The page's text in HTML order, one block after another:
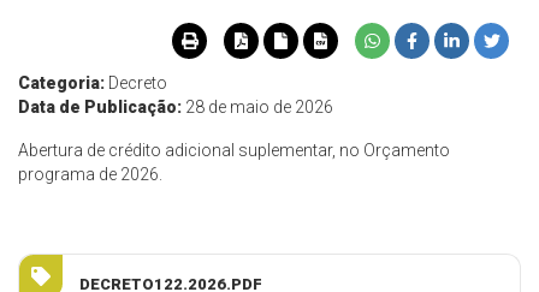
Categoria: Decreto
Data de Publicação: 28 de maio de 2026
Abertura de crédito adicional suplementar, no Orçamento
programa de 2026.
DECRETO122.2026.PDF